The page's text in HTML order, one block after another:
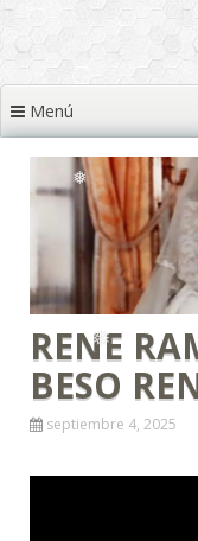
❅
❅ ❅
Menú
RENE
BESO
septiembre 4, 2025